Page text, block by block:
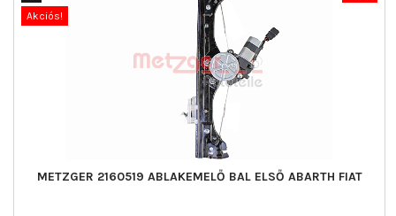
Akciós!
METZGER 2160519 ABLAKEMELŐ BAL ELSŐ ABARTH FIAT